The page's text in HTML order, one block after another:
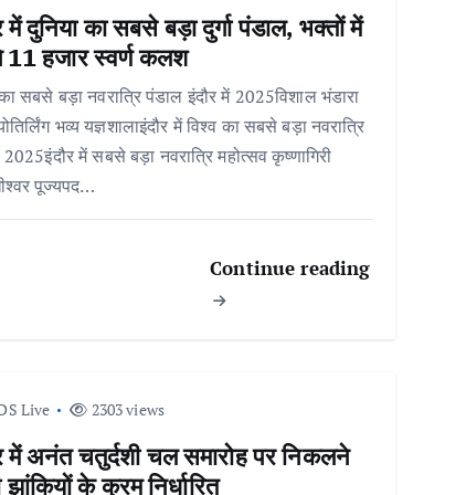
में दुनिया का सबसे बड़ा दुर्गा पंडाल, भक्तों में
11 हजार स्वर्ण कलश
सबसे बड़ा नवरात्रि पंडाल इंदौर में 2025विशाल भंडारा
भव्य यज्ञशालाइंदौर में विश्व का सबसे बड़ा नवरात्रि
में सबसे बड़ा नवरात्रि महोत्सव कृष्णागिरी
पूज्यपद…
Continue reading
Live 2303 views
में अनंत चतुर्दशी चल समारोह पर निकलने
झांकियों के क्रम निर्धारित